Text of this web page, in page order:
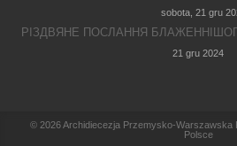
sobota, 21 gru
РІЗДВЯНЕ ПОСЛАННЯ
21 gru 2024
© 2026Archidiecezja Przemysko-Warszawska
Polsce